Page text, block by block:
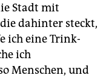
Stadt mit
dahinter steckt,
ich eine Trink-
ich
Menschen, und